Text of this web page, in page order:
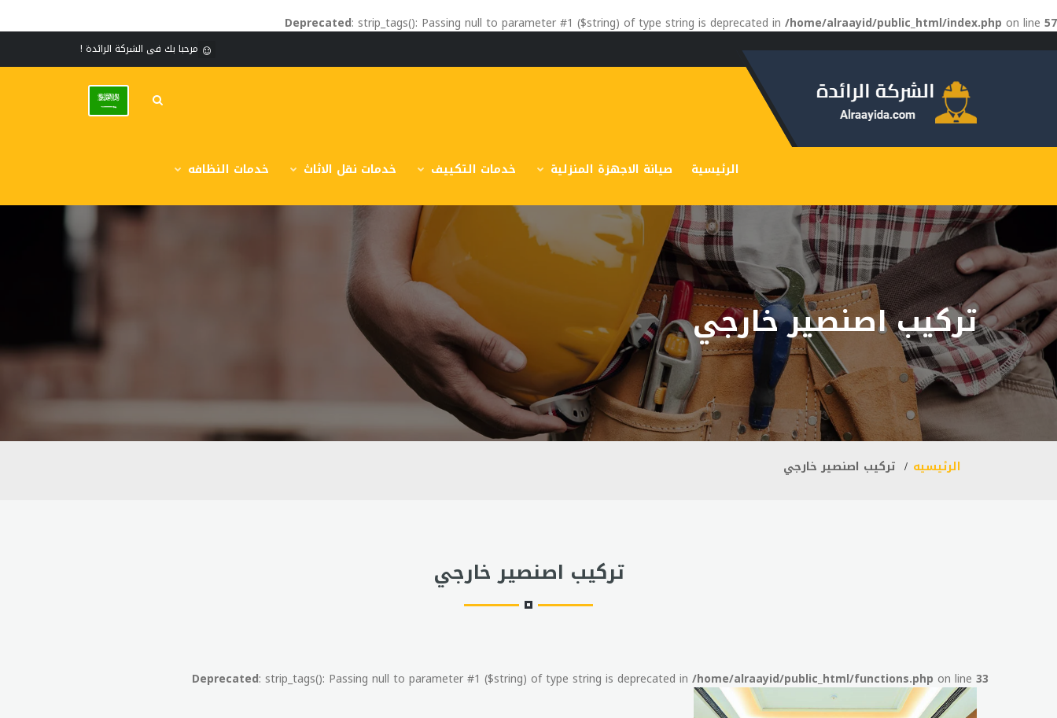
Deprecated: strip_tags(): Passing null to parameter #1 ($string) of type string is deprecated in /home/alraayid/public_html/index.php on line 57
مرحبا بك فى الشركة الرائدة !
الرئيسية صيانة الاجهزة المنزلية خدمات التكييف خدمات نقل الاثاث خدمات النظافه
تركيب اصنصير خارجي
الرئيسيه تركيب اصنصير خارجي
تركيب اصنصير خارجي
Deprecated: strip_tags(): Passing null to parameter #1 ($string) of type string is deprecated in /home/alraayid/public_html/functions.php on line 33